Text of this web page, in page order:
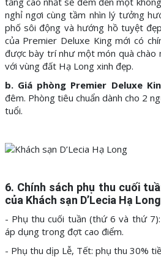
nghỉ ngơi cùng tầm nhìn lý tưởng
phố sôi động và hướng hồ tuyệt
của Premier Deluxe King mới có
được bày trí như một món quà chào
với vùng đất Hạ Long xinh đẹp.
b. Giá phòng Premier Deluxe
đêm. Phòng tiêu chuẩn dành cho 2
tuổi.
6. Chính sách phụ thu cuối
của Khách sạn D’Lecia Hạ Long
- Phụ thu cuối tuần (thứ 6 và thứ
áp dụng trong đợt cao điểm.
- Phụ thu dịp Lễ, Tết: phụ thu 30%